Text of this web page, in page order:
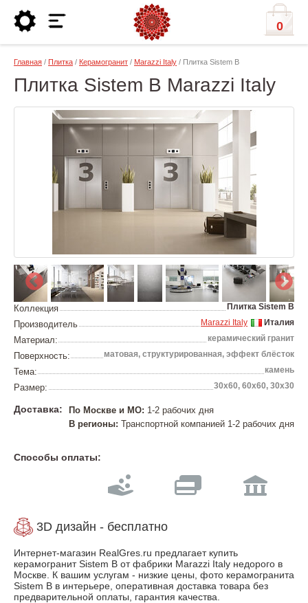
0
Главная / Плитка / Керамогранит / Marazzi Italy / Плитка Sistem B
Плитка Sistem B Marazzi Italy
Коллекция Плитка Sistem B
Производитель Италия
Marazzi Italy
Материал: керамический гранит
Поверхность: матовая, структурированная, эффект блёсток
Тема: камень
Размер: 30х60, 60х60, 30х30
Доставка: По Москве и МО: 1-2 рабочих дня
В регионы: Транспортной компанией 1-2 рабочих дня
Способы оплаты:
3D дизайн - бесплатно
Интернет-магазин RealGres.ru предлагает купить
керамогранит Sistem B от фабрики Marazzi Italy недорого в
Москве. К вашим услугам - низкие цены, фото керамогранита
Sistem B в интерьере, оперативная доставка товара без
предварительной оплаты, гарантия качества.